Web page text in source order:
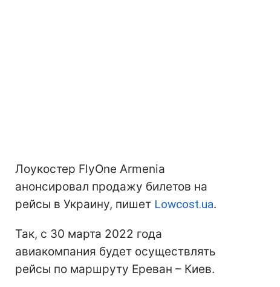
Лоукостер FlyOne Armenia
анонсировал продажу билетов на
рейсы в Украину, пишет Lowcost.ua.
Так, с 30 марта 2022 года
авиакомпания будет осуществлять
рейсы по маршруту Ереван – Киев.